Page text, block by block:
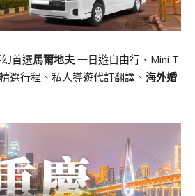
首選馬爾地夫 一日遊自由行、Mini T
選行程、私人導遊代訂翻譯、 海外婚